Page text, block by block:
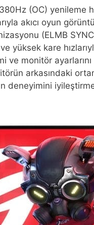
(OC) yenileme
akıcı oyun
(ELMB
yüksek kare
ve monitör
arkasındaki
deneyimini